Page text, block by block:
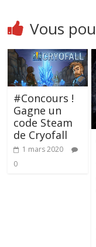
Vous
#Concours !
Gagne un
code Steam
de Cryofall
1 mars 2020
0